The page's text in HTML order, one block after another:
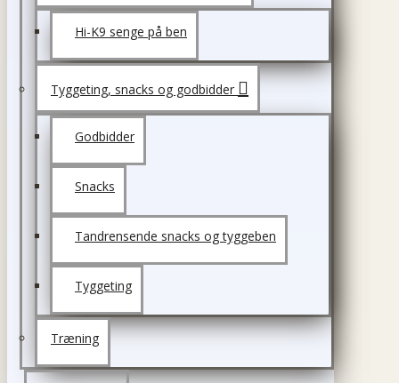
Hi-K9 senge på ben
Tyggeting, snacks og godbidder
Godbidder
Snacks
Tandrensende snacks og tyggeben
Tyggeting
Træning